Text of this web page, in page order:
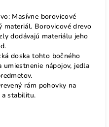
Masívne borovicové
materiál. Borovicové drevo
dodávajú materiálu jeho
doska tohto bočného
nápojov, jedla
rám pohovky na
a stabilitu.